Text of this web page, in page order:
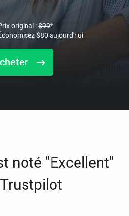
original :$99*
$80 aujourd'hui
noté "Excellent"